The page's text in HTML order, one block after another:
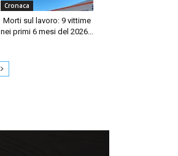
Cronaca
Morti sul lavoro: 9 vittime
nei primi 6 mesi del 2026...